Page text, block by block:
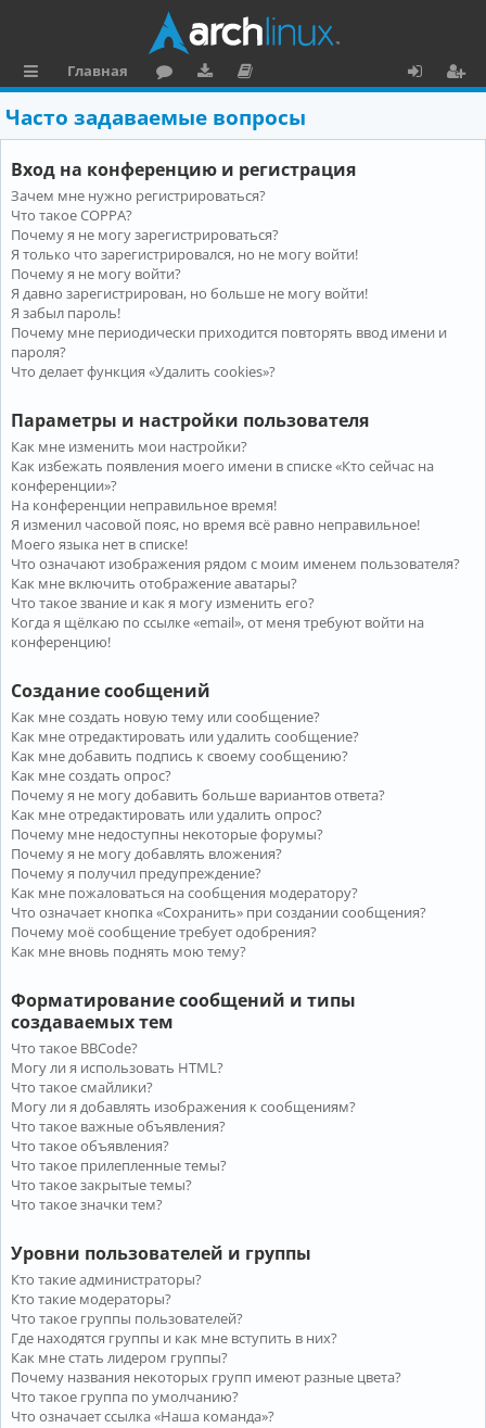
ы
л
к
и
Главная
ру
м
ру
зк
и
ку
м
е
н
та
ц
и
я
о
и
Часто задаваемые вопросы
Вход на конференцию и регистрация
Зачем мне нужно регистрироваться?
Что такое COPPA?
Почему я не могу зарегистрироваться?
Я только что зарегистрировался, но не могу войти!
Почему я не могу войти?
Я давно зарегистрирован, но больше не могу войти!
Я забыл пароль!
Почему мне периодически приходится повторять ввод имени и
пароля?
Что делает функция «Удалить cookies»?
Параметры и настройки пользователя
Как мне изменить мои настройки?
Как избежать появления моего имени в списке «Кто сейчас на
конференции»?
На конференции неправильное время!
Я изменил часовой пояс, но время всё равно неправильное!
Моего языка нет в списке!
Что означают изображения рядом с моим именем пользователя?
Как мне включить отображение аватары?
Что такое звание и как я могу изменить его?
Когда я щёлкаю по ссылке «email», от меня требуют войти на
конференцию!
Создание сообщений
Как мне создать новую тему или сообщение?
Как мне отредактировать или удалить сообщение?
Как мне добавить подпись к своему сообщению?
Как мне создать опрос?
Почему я не могу добавить больше вариантов ответа?
Как мне отредактировать или удалить опрос?
Почему мне недоступны некоторые форумы?
Почему я не могу добавлять вложения?
Почему я получил предупреждение?
Как мне пожаловаться на сообщения модератору?
Что означает кнопка «Сохранить» при создании сообщения?
Почему моё сообщение требует одобрения?
Как мне вновь поднять мою тему?
Форматирование сообщений и типы
создаваемых тем
Что такое BBCode?
Могу ли я использовать HTML?
Что такое смайлики?
Могу ли я добавлять изображения к сообщениям?
Что такое важные объявления?
Что такое объявления?
Что такое прилепленные темы?
Что такое закрытые темы?
Что такое значки тем?
Уровни пользователей и группы
Кто такие администраторы?
Кто такие модераторы?
Что такое группы пользователей?
Где находятся группы и как мне вступить в них?
Как мне стать лидером группы?
Почему названия некоторых групп имеют разные цвета?
Что такое группа по умолчанию?
Что означает ссылка «Наша команда»?